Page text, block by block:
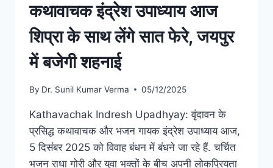
कथावाचक इंद्रेश उपाध्याय आज
शिप्रा के साथ लेंगे सात फेरे, जयपुर
में बजेगी शहनाई
By Dr. Sunil Kumar Verma 05/12/2025
Kathavachak Indresh Upadhyay: वृंदावन के
प्रसिद्ध कथावाचक और भजन गायक इंद्रेश उपाध्याय आज,
5 दिसंबर 2025 को विवाह बंधन में बंधने जा रहे हैं. चर्चित
भजन राधा गोरी और युवा भक्तों के बीच अपनी लोकप्रियता